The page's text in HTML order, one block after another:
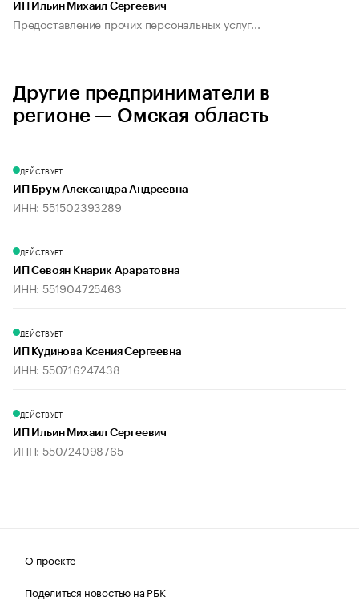
ИП Ильин Михаил Сергеевич
Предоставление прочих персональных услуг...
Другие предприниматели в
регионе — Омская область
ДЕЙСТВУЕТ
ИП Брум Александра Андреевна
ИНН: 551502393289
ДЕЙСТВУЕТ
ИП Севоян Кнарик Араратовна
ИНН: 551904725463
ДЕЙСТВУЕТ
ИП Кудинова Ксения Сергеевна
ИНН: 550716247438
ДЕЙСТВУЕТ
ИП Ильин Михаил Сергеевич
ИНН: 550724098765
О проекте
Поделиться новостью на РБК